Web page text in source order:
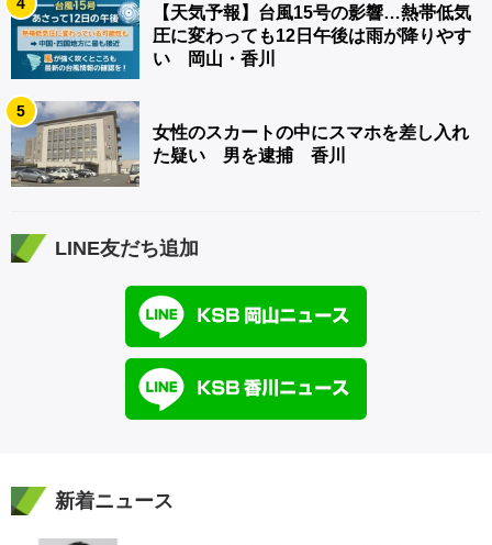
【天気予報】台風15号の影響…熱帯低気
圧に変わっても12日午後は雨が降りやす
い 岡山・香川
5
女性のスカートの中にスマホを差し入れ
た疑い 男を逮捕 香川
LINE友だち追加
新着ニュース